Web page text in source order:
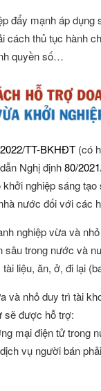
đẩy mạnh áp dụng
cách thủ tục hành
quyền số…
TT-BKHĐT (có
Nghị định80/
khởi nghiệp sáng
nước đối với các
nghiệp vừa và
sâu trong nước và
liệu, ăn, ở, đi lại
và nhỏ duy trì tài
sẽ được hỗ trợ:
mại điện tử trong
vụ người bán